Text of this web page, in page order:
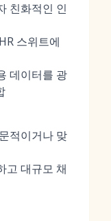
친화적인 인
스위트에
데이터를 광
적이거나 맞
고 대규모 채